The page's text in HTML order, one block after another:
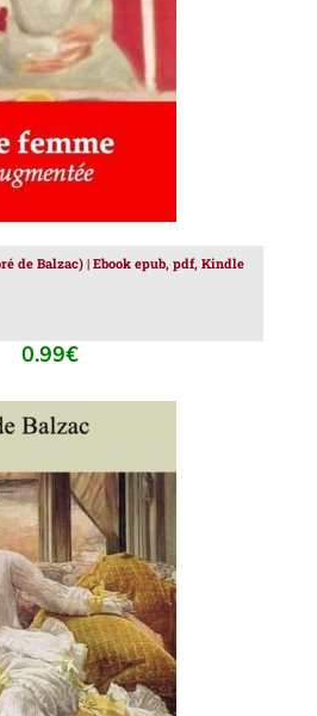
de Balzac) | Ebook epub, pdf, Kindle
0.99€
DÉTAILS